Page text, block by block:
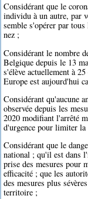
Considérant que le
individu à un autre, par
semble s'opérer par
nez ;
Considérant le nombre
Belgique depuis le 13
s'élève actuellement à
Europe est aujourd'hui
Considérant qu'aucune
observée depuis les
2020 modifiant l'arrêté
d'urgence pour limiter
Considérant que le
national ; qu'il est dans
prise des mesures pour
efficacité ; que les
des mesures plus
territoire ;